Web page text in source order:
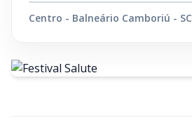
Centro - Balneário Camboriú - SC